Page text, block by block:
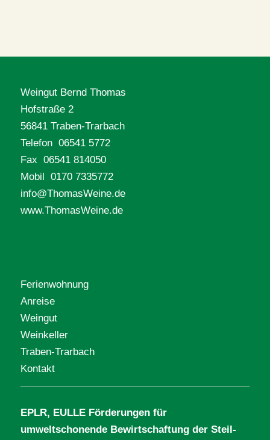
Weingut Bernd Thomas
Hofstraße 2
56841 Traben-Trarbach
Telefon 06541 5772
Fax 06541 814050
Mobil 0170 7335772
info@ThomasWeine.de
www.ThomasWeine.de
Ferienwohnung
Anreise
Weingut
Weinkeller
Traben-Trarbach
Kontakt
EPLR, EULLE Förderungen für
umweltschonende Bewirtschaftung der Steil-